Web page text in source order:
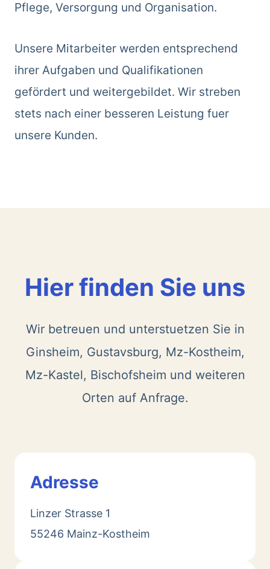
Pflege, Versorgung und Organisation.
Unsere Mitarbeiter werden entsprechend
ihrer Aufgaben und Qualifikationen
gefördert und weitergebildet. Wir streben
stets nach einer besseren Leistung fuer
unsere Kunden.
Hier finden Sie uns
Wir betreuen und unterstuetzen Sie in
Ginsheim, Gustavsburg, Mz-Kostheim,
Mz-Kastel, Bischofsheim und weiteren
Orten auf Anfrage.
Adresse
Linzer Strasse 1
55246 Mainz-Kostheim